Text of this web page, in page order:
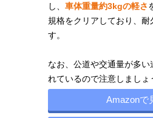
し、 車体重量約3kgの軽さ
規格をクリアしており、耐
す。
なお、公道や交通量が多い
れているので注意しましょ
Amazonで